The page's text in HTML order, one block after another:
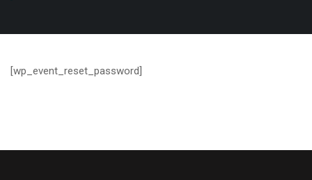
[wp_event_reset_password]